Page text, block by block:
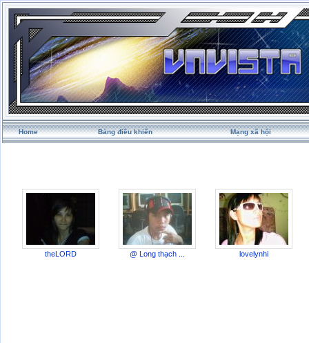
Home Bảng điều khiển Mạng xã hội
theLORD @ Long thạch ... lovelynhi